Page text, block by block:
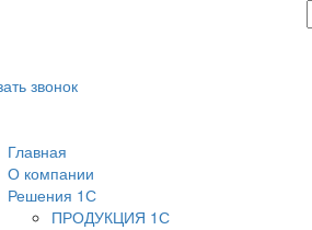
звонок
Главная
О компании
Решения 1С
ПРОДУКЦИЯ 1С